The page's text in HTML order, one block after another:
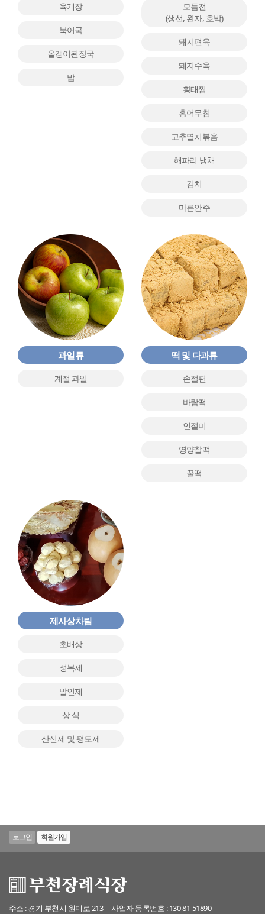
육개장
북어국
올갱이된장국
밥
모듬전
(생선, 완자, 호박)
돼지편육
돼지수육
황태찜
홍어무침
고추멸치볶음
해파리 냉채
김치
마른안주
과일류
계절 과일
떡 및 다과류
손절편
바람떡
인절미
영양찰떡
꿀떡
제사상차림
초배상
성복제
발인제
상 식
산신제 및 평토제
로그인 회원가입
주소 : 경기 부천시 원미로 213 사업자 등록번호 : 130-81-51890